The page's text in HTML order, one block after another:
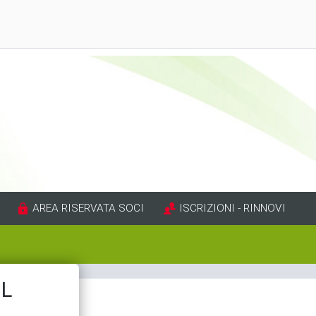
AREA RISERVATA SOCI ISCRIZIONI - RINNOVI
prevenzione